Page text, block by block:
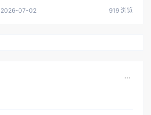
2026-07-02 919 浏览